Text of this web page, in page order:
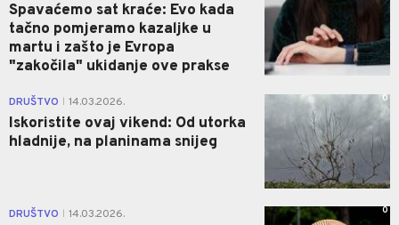
Spavaćemo sat kraće: Evo kada
tačno pomjeramo kazaljke u
martu i zašto je Evropa
"zakočila" ukidanje ove prakse
DRUŠTVO 14.03.2026.
Iskoristite ovaj vikend: Od utorka
hladnije, na planinama snijeg
0
DRUŠTVO 14.03.2026. 0